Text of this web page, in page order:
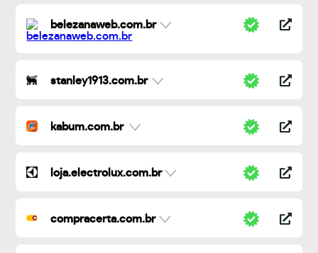
belezanaweb.com.br
stanley1913.com.br
kabum.com.br
loja.electrolux.com.br
compracerta.com.br